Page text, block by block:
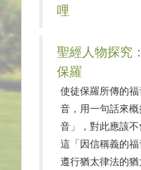
哩
聖經人物探究
保羅
使徒保羅所傳的
音，用一句話來
音」，對此應該不
這「因信稱義的
遵行猶太律法的